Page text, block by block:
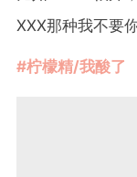
XXX那种我不要
#柠檬精/我酸了